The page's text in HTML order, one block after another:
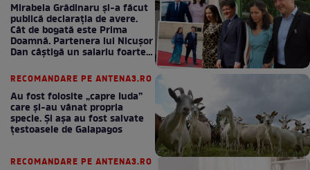
Mirabela Grădinaru și-a făcut
publică declarația de avere.
Cât de bogată este Prima
Doamnă. Partenera lui Nicușor
Dan câștigă un salariu foarte
RECOMANDARE PE ANTENA3.RO
Au fost folosite „capre Iuda”
care și-au vânat propria
specie. Și așa au fost salvate
țestoasele de Galapagos
RECOMANDARE PE ANTENA3.RO